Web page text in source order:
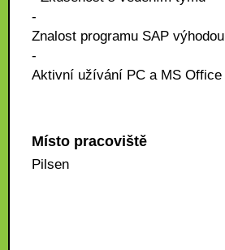
-
Znalost programu SAP výhodou
-
Aktivní užívání PC a MS Office
Místo pracoviště
Pilsen